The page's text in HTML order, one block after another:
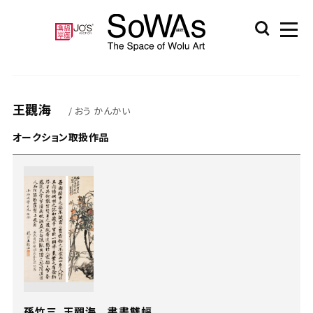
王觀海 / おう かんかい
オークション取扱作品